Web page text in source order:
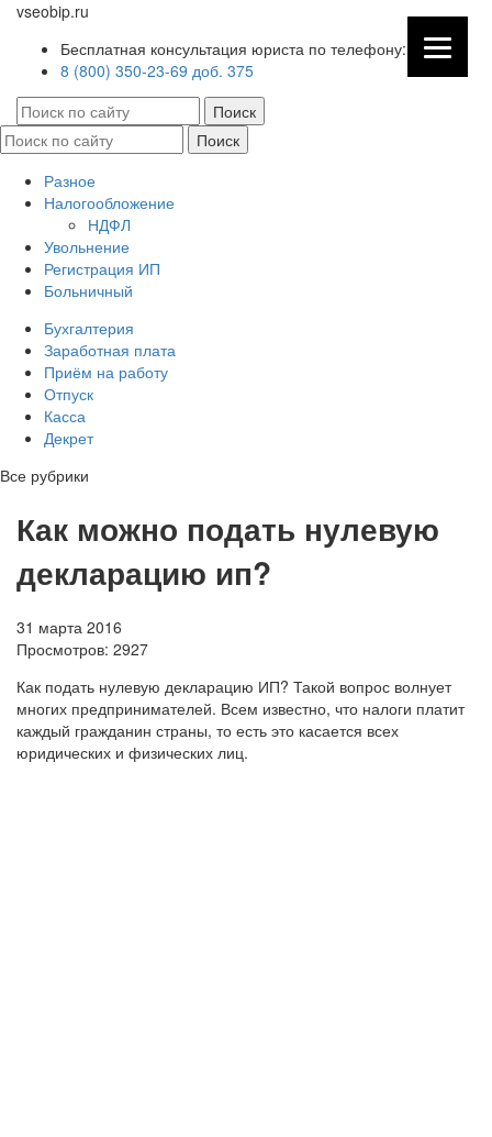
vseobip.ru
Бесплатная консультация юриста по телефону:
8 (800) 350-23-69 доб. 375
Разное
Налогообложение
НДФЛ
Увольнение
Регистрация ИП
Больничный
Бухгалтерия
Заработная плата
Приём на работу
Отпуск
Касса
Декрет
Все рубрики
Как можно подать нулевую
декларацию ип?
31 марта 2016
Просмотров: 2927
Как подать нулевую декларацию ИП? Такой вопрос волнует
многих предпринимателей. Всем известно, что налоги платит
каждый гражданин страны, то есть это касается всех
юридических и физических лиц.